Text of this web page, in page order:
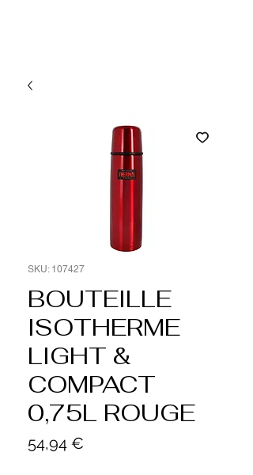
SKU: 107427
BOUTEILLE
ISOTHERME
LIGHT &
COMPACT
0,75L ROUGE
54,94 €